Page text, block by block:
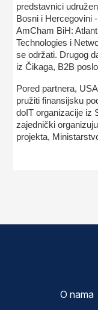
predstavnici
Bosni i Hercegovini
AmCham BiH:
Technologies i
se održati. Drugog
iz Čikaga, B2B
Pored partnera,
pružiti finansijsku
doIT organizacije iz
zajednički
projekta,
O nama